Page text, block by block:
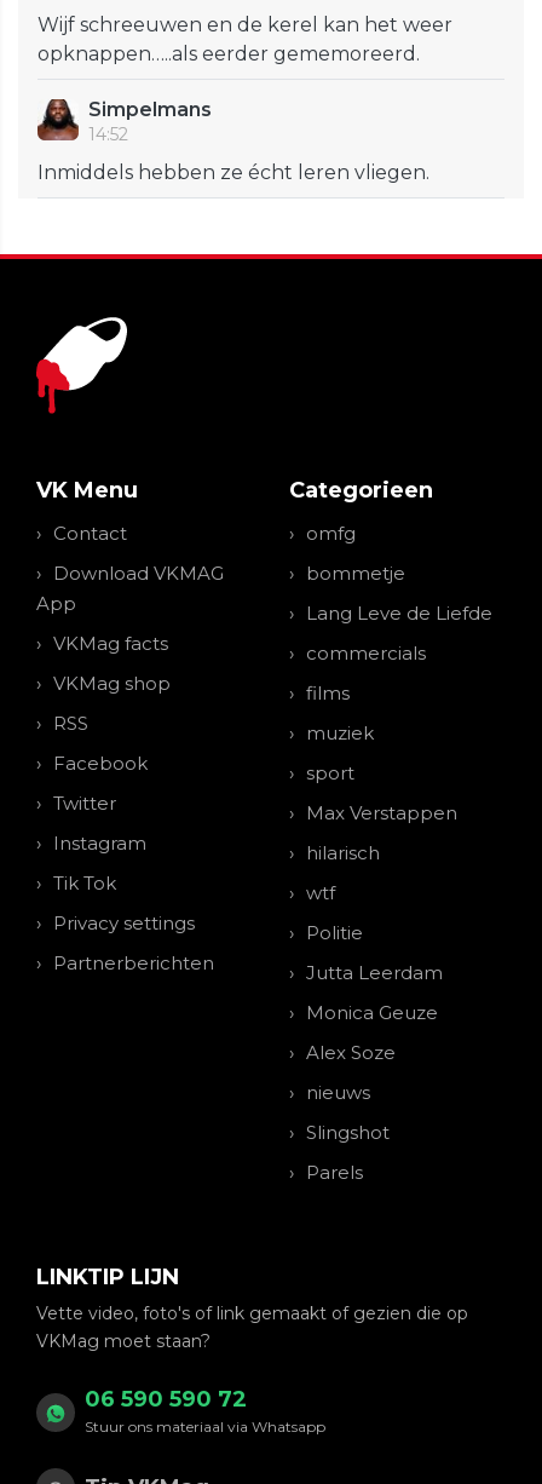
Wijf schreeuwen en de kerel kan het weer
opknappen…..als eerder gememoreerd.
Simpelmans
14:52
Inmiddels hebben ze écht leren vliegen.
VK Menu
Contact
Download VKMAG
App
VKMag facts
VKMag shop
RSS
Facebook
Twitter
Instagram
Tik Tok
Privacy settings
Partnerberichten
Categorieen
omfg
bommetje
Lang Leve de Liefde
commercials
films
muziek
sport
Max Verstappen
hilarisch
wtf
Politie
Jutta Leerdam
Monica Geuze
Alex Soze
nieuws
Slingshot
Parels
LINKTIP LIJN
Vette video, foto's of link gemaakt of gezien die op
VKMag moet staan?
06 590 590 72
Stuur ons materiaal via Whatsapp